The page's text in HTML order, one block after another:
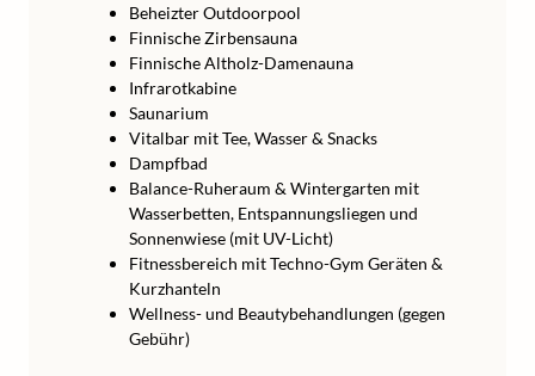
Beheizter Outdoorpool
Finnische Zirbensauna
Finnische Altholz-Damenauna
Infrarotkabine
Saunarium
Vitalbar mit Tee, Wasser & Snacks
Dampfbad
Balance-Ruheraum & Wintergarten mit
Wasserbetten, Entspannungsliegen und
Sonnenwiese (mit UV-Licht)
Fitnessbereich mit Techno-Gym Geräten &
Kurzhanteln
Wellness- und Beautybehandlungen (gegen
Gebühr)